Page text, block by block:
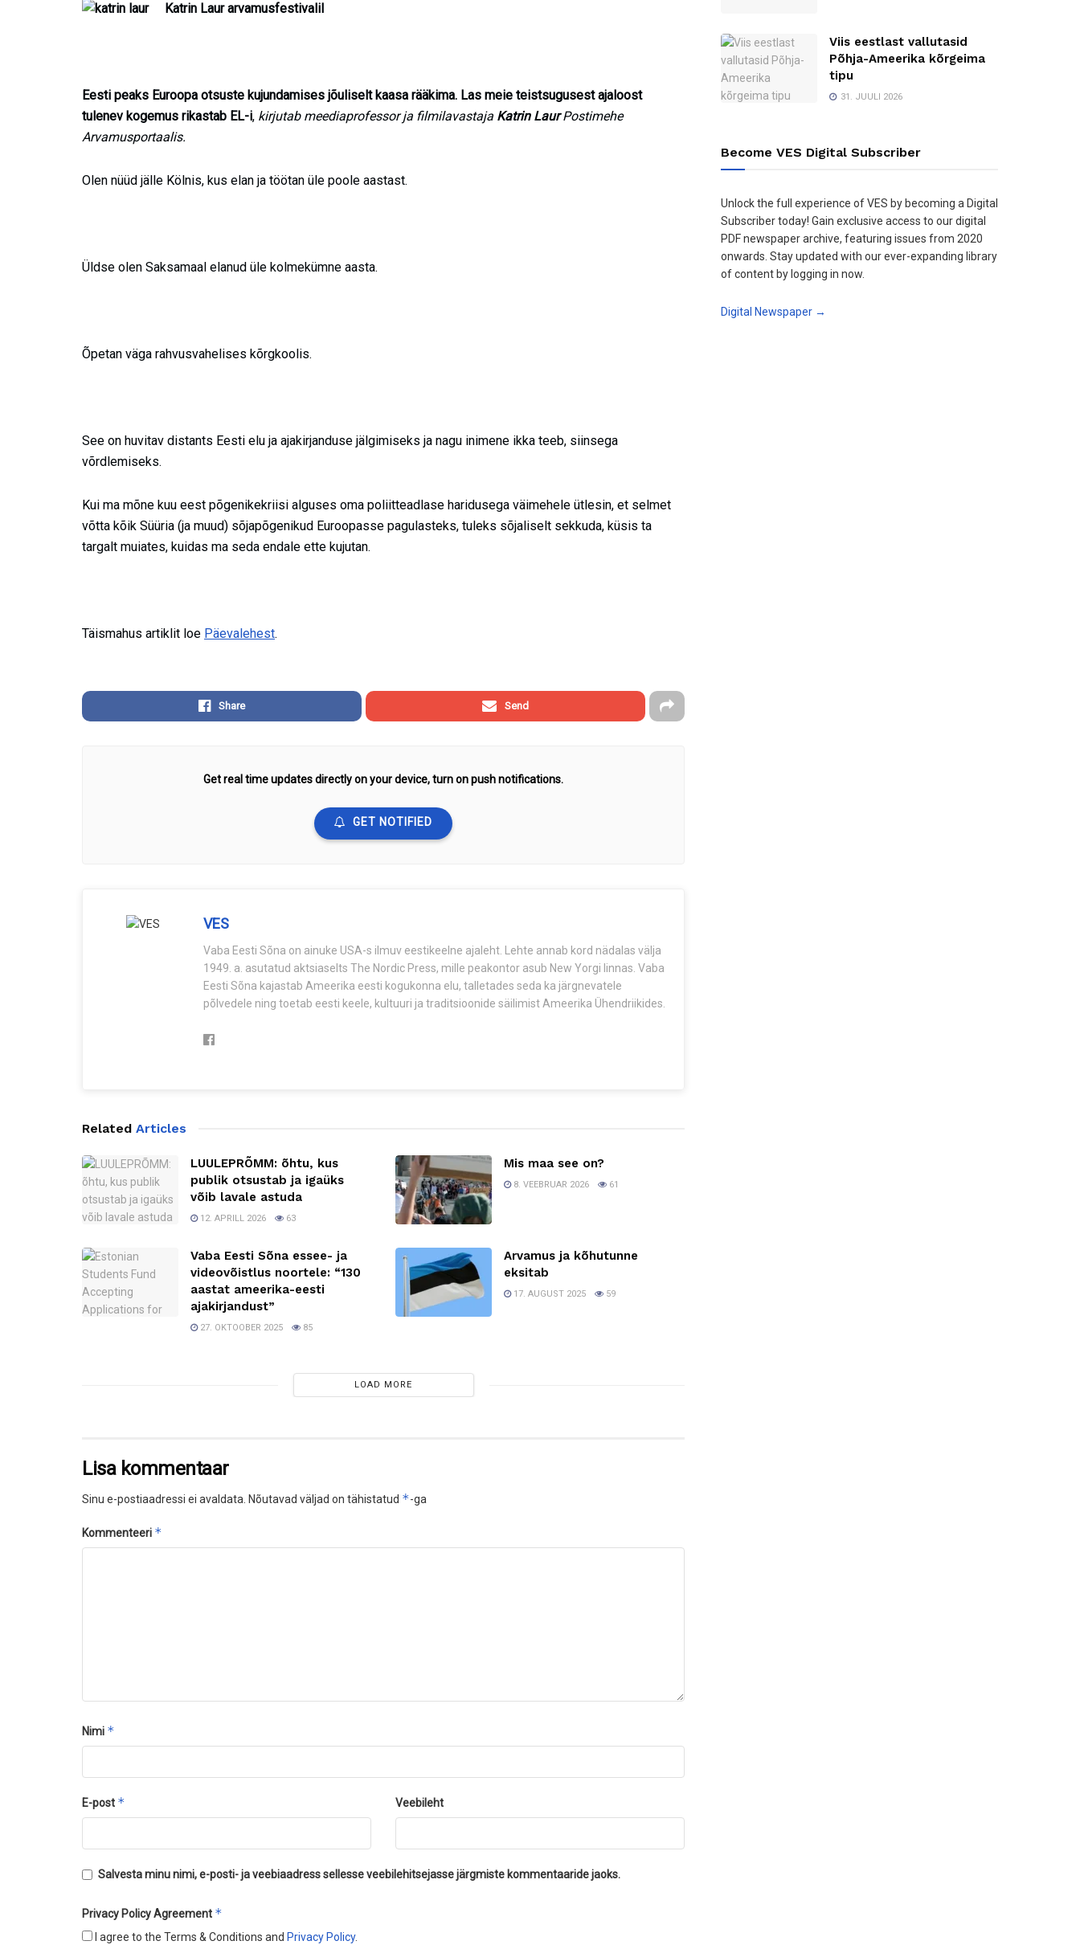
Katrin Laur arvamusfestivalil
Eesti peaks Euroopa otsuste kujundamises jõuliselt kaasa rääkima. Las meie teistsugusest ajaloost
tulenev kogemus rikastab EL-i, kirjutab meediaprofessor ja filmilavastaja Katrin LaurPostimehe
Arvamusportaalis.
Olen nüüd jälle Kölnis, kus elan ja töötan üle poole aastast.
Üldse olen Saksamaal elanud üle kolme­kümne aasta.
Õpetan väga rahvusvahelises kõrgkoolis.
See on huvitav distants Eesti elu ja ajakirjanduse jälgimiseks ja nagu inimene ikka teeb, siinsega
võrdlemiseks.
Kui ma mõne kuu eest põgenikekriisi alguses oma poliitteadlase haridusega väimehele ütlesin, et selmet
võtta kõik Süüria (ja muud) sõjapõgenikud Euroopasse pagulasteks, tuleks sõjaliselt sekkuda, küsis ta
targalt muiates, kuidas ma seda endale ette kujutan.
Täismahus artiklit loe Päevalehest.
Share Send
Get real time updates directly on your device, turn on push notifications.
GET NOTIFIED
VES
Vaba Eesti Sõna on ainuke USA-s ilmuv eestikeelne ajaleht. Lehte annab kord nädalas välja
1949. a. asutatud aktsiaselts The Nordic Press, mille peakontor asub New Yorgi linnas. Vaba
Eesti Sõna kajastab Ameerika eesti kogukonna elu, talletades seda ka järgnevatele
põlvedele ning toetab eesti keele, kultuuri ja traditsioonide säilimist Ameerika Ühendriikides.
Related Articles
LUULEPRÕMM: õhtu, kus
publik otsustab ja igaüks
võib lavale astuda
12. APRILL 2026 63
Mis maa see on?
8. VEEBRUAR 2026 61
Vaba Eesti Sõna essee- ja
videovõistlus noortele: “130
aastat ameerika-eesti
ajakirjandust”
27. OKTOOBER 2025 85
Arvamus ja kõhutunne
eksitab
17. AUGUST 2025 59
LOAD MORE
Lisa kommentaar
Sinu e-postiaadressi ei avaldata. Nõutavad väljad on tähistatud *-ga
Kommenteeri *
Nimi *
E-post * Veebileht
Salvesta minu nimi, e-posti- ja veebiaadress sellesse veebilehitsejasse järgmiste kommentaaride jaoks.
Privacy Policy Agreement *
I agree to the Terms & Conditions and Privacy Policy.
Viis eestlast vallutasid
Põhja-Ameerika kõrgeima
tipu
31. JUULI 2026
Become VES Digital Subscriber
Unlock the full experience of VES by becoming a Digital
Subscriber today! Gain exclusive access to our digital
PDF newspaper archive, featuring issues from 2020
onwards. Stay updated with our ever-expanding library
of content by logging in now.
Digital Newspaper →